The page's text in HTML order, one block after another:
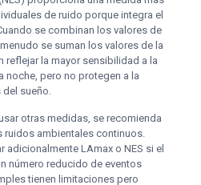
de ruido porque integra el
se combinan los valores de
se suman los valores de la
reflejar la mayor sensibilidad a la
noche, pero no protegen a la
sueño.
otras medidas, se recomienda
ruidos ambientales continuos.
adicionalmente LAmax o NES si el
número reducido de eventos
tienen limitaciones pero